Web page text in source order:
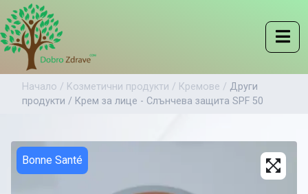
Начало / Kозметични продукти / Кремове / Други
продукти / Крем за лице - Слънчева защита SPF 50
Bonne Santé